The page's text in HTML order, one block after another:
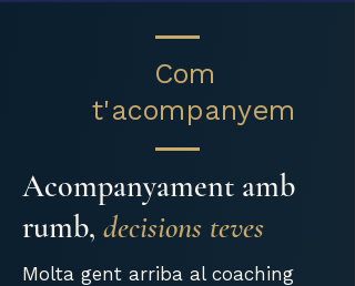
Com
t'acompanyem
​Acompanyament amb
rumb, decisions teves
Molta gent arriba al coaching